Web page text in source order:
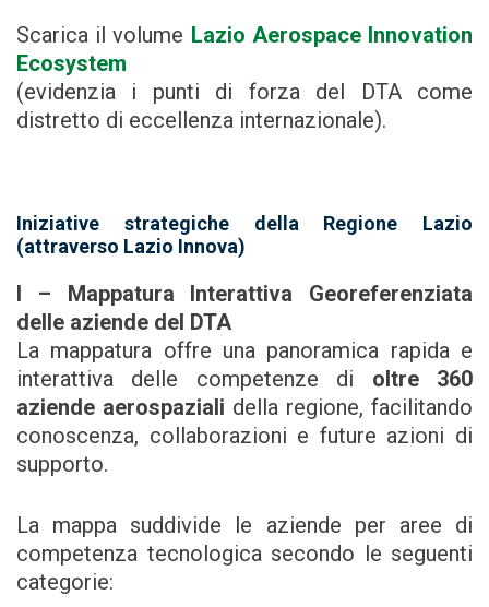
Scarica il volume Lazio Aerospace Innovation
Ecosystem
(evidenzia i punti di forza del DTA come
distretto di eccellenza internazionale).
Iniziative strategiche della Regione Lazio
(attraverso Lazio Innova)
I – Mappatura Interattiva Georeferenziata
delle aziende del DTA
La mappatura offre una panoramica rapida e
interattiva delle competenze di oltre 360
aziende aerospaziali della regione, facilitando
conoscenza, collaborazioni e future azioni di
supporto.
La mappa suddivide le aziende per aree di
competenza tecnologica secondo le seguenti
categorie: